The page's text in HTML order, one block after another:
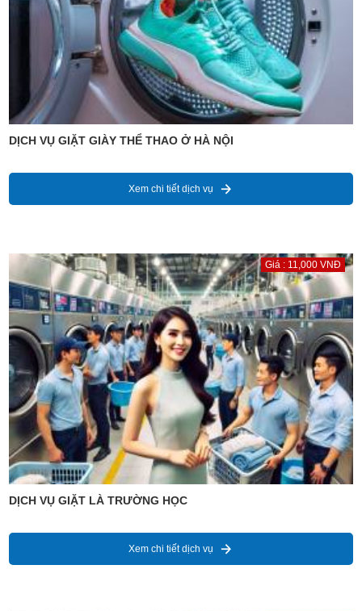
DỊCH VỤ GIẶT GIÀY THỂ THAO Ở HÀ NỘI
Xem chi tiết dịch vụ
Giá : 11,000 VNĐ
DỊCH VỤ GIẶT LÀ TRƯỜNG HỌC
Xem chi tiết dịch vụ